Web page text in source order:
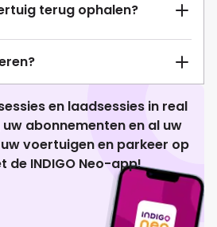
terug ophalen?
en laadsessies in real
abonnementen en al uw
voertuigen en parkeer op
de INDIGO Neo-app!